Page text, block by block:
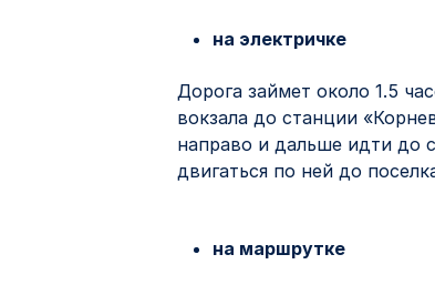
на электричке
Дорога займет около 1.5
вокзала до станции
направо и дальше идти до
двигаться по ней до
на маршрутке